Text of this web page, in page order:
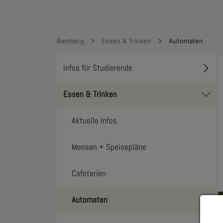
Bamberg Essen & Trinken Automaten
Infos für Studierende
Toggle
Essen & Trinken
Aktuelle Infos
Mensen + Speisepläne
Cafeterien
Automaten